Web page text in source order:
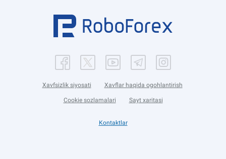
Xavfsizlik siyosati Xavflar haqida ogohlantirish
Cookie sozlamalari Sayt xaritasi
Kontaktlar